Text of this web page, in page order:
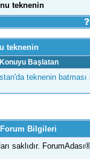
teknenin
teknenin
Başlatan
teknenin
Forum Bilgileri
saklıdır.